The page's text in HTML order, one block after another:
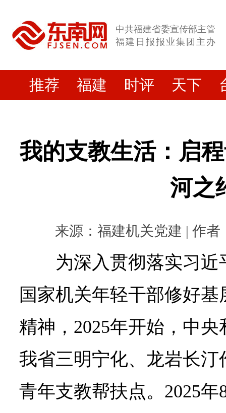
中共福建省委宣传部主管
福建日报报业集团主办
推荐 福建 时评 天下
我的支教生活：启
河之
来源：福建机关党建 | 作者
为深入贯彻落实习
国家机关年轻干部修好
精神，2025年开始，中
我省三明宁化、龙岩长
青年支教帮扶点。2025